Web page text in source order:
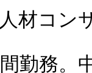
材コン
勤務。